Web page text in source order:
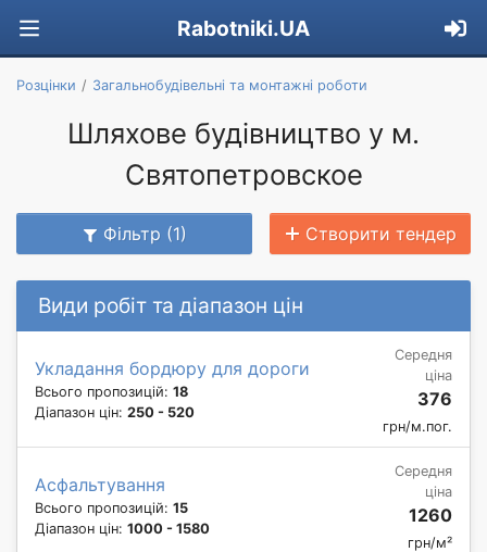
Rabotniki.UA
Розцінки Загальнобудівельні та монтажні роботи
Шляхове будівництво у м.
Святопетровское
Фільтр (1) Створити тендер
Види робіт та діапазон цін
Укладання бордюру для дороги
Всього пропозицій: 18
Діапазон цін: 250 - 520
Середня
ціна
376
грн/м.пог.
Асфальтування
Всього пропозицій: 15
Діапазон цін: 1000 - 1580
Середня
ціна
1260
грн/м²